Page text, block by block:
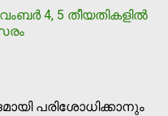
4, 5 തീയതികളില്‍
പരിശോധിക്കാനും